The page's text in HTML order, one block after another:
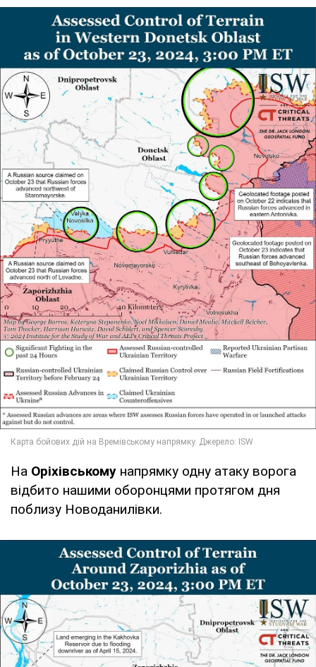
На Оріхівському напрямку одну атаку ворога
відбито нашими оборонцями протягом дня
поблизу Новоданилівки.